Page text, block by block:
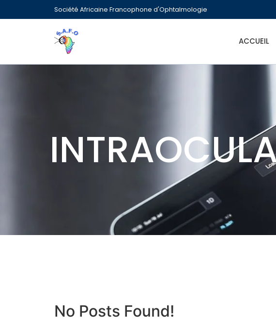
Société Africaine Francophone d'Ophtalmologie
ACCUEIL
No Posts Found!